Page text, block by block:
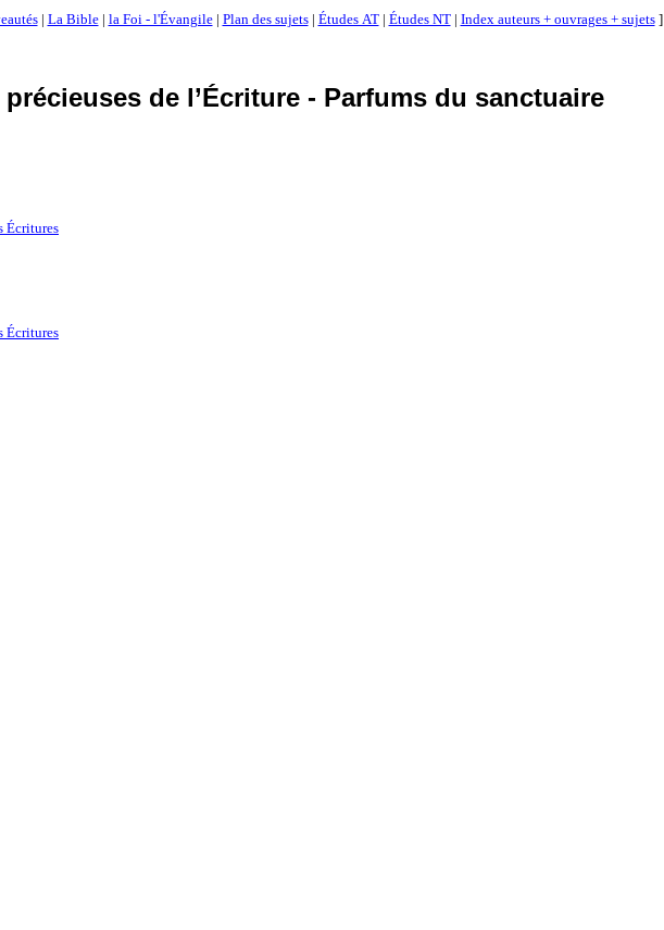
| La Bible| la Foi - l'Évangile| Plan des sujets| Études AT| Études NT| Index auteurs + ouvrages + sujets]
précieuses de l’Écriture - Parfums du sanctuaire
Écritures
Écritures